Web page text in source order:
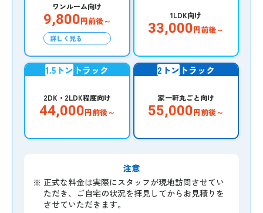
ワンルーム向け
9,800円前後～
詳しく見る
1LDK向け
33,000円前後～
1.5トン トラック
2DK・2LDK程度向け
44,000円前後～
2トン トラック
家一軒丸ごと向け
55,000円前後～
注意
※ 正式な料金は実際にスタッフが現地訪問させてい
ただき、ご自宅の状況を拝見してからお見積りを
させていただきます。